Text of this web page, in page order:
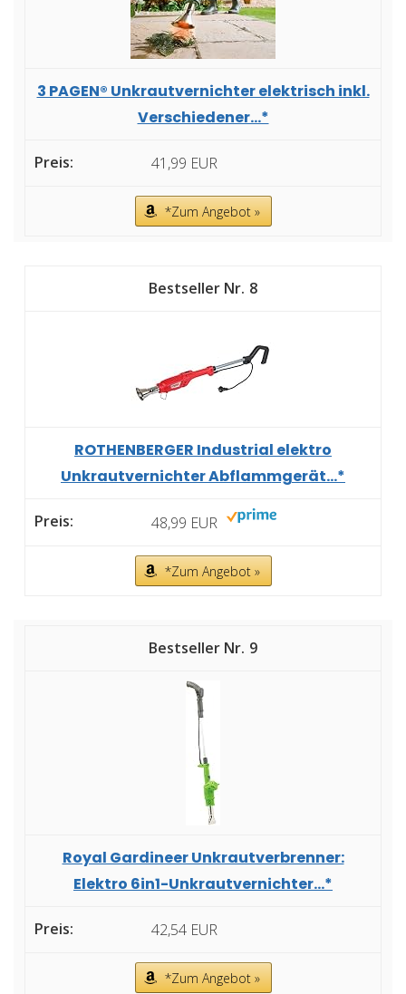
3 PAGEN® Unkrautvernichter elektrisch inkl.
Verschiedener...*
41,99 EUR
*Zum Angebot »
8
ROTHENBERGER Industrial elektro
Unkrautvernichter Abflammgerät...*
48,99 EUR
*Zum Angebot »
9
Royal Gardineer Unkrautverbrenner:
Elektro 6in1-Unkrautvernichter...*
42,54 EUR
*Zum Angebot »